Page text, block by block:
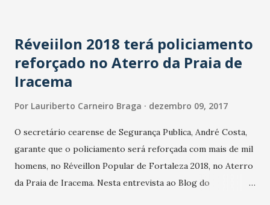
e
Réveiilon 2018 terá policiamento
reforçado no Aterro da Praia de
Iracema
Por Lauriberto Carneiro Braga dezembro 09, 2017
O secretário cearense de Segurança Publica, André Costa,
garante que o policiamento será reforçada com mais de mil
homens, no Réveillon Popular de Fortaleza 2018, no Aterro
da Praia de Iracema. Nesta entrevista ao Blog do